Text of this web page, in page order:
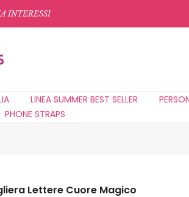
INTERESSI
LINEA SUMMER BEST SELLER
PHONE STRAPS
Lettere Cuore Magico